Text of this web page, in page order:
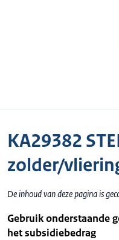
KA29382
zolder/
De inhoud van deze pagina is
Gebruik onderstaande
het subsidiebedrag